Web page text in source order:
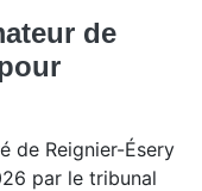
de
de Reignier-Ésery
par le tribunal